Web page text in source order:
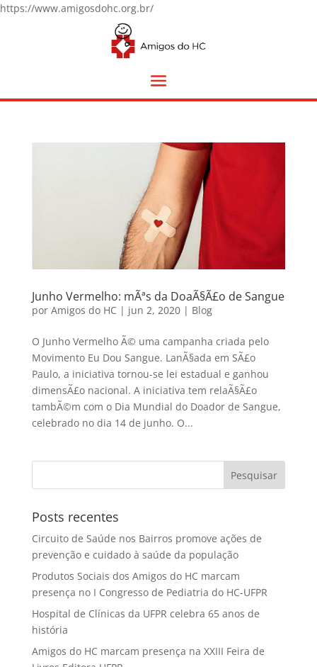
https://www.amigosdohc.org.br/
Junho Vermelho: mÃªs da DoaÃ§Ã£o de Sangue
por Amigos do HC | jun 2, 2020| Blog
O Junho Vermelho Ã© uma campanha criada pelo
Movimento Eu Dou Sangue. LanÃ§ada em SÃ£o
Paulo, a iniciativa tornou-se lei estadual e ganhou
dimensÃ£o nacional. A iniciativa tem relaÃ§Ã£o
tambÃ©m com o Dia Mundial do Doador de Sangue,
celebrado no dia 14 de junho. O...
Posts recentes
Circuito de Saúde nos Bairros promove ações de
prevenção e cuidado à saúde da população
Produtos Sociais dos Amigos do HC marcam
presença no I Congresso de Pediatria do HC-UFPR
Hospital de Clínicas da UFPR celebra 65 anos de
história
Amigos do HC marcam presença na XXIII Feira de